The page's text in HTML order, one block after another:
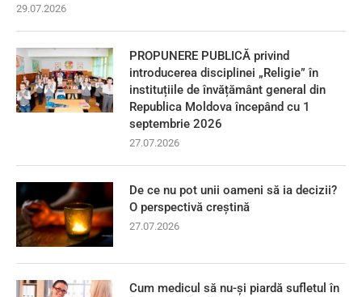
29.07.2026
PROPUNERE PUBLICĂ privind
introducerea disciplinei „Religie” în
instituțiile de învățământ general din
Republica Moldova începând cu 1
septembrie 2026
27.07.2026
De ce nu pot unii oameni să ia decizii?
O perspectivă creștină
27.07.2026
Cum medicul să nu-și piardă sufletul în